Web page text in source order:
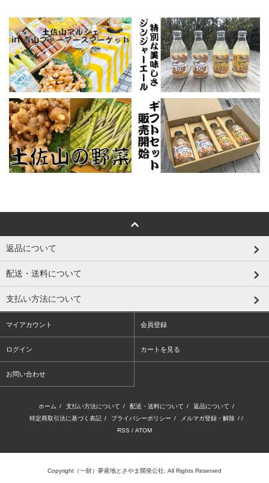
返品について
配送・送料について
支払い方法について
マイアカウント 会員登録
ログイン カートを見る
お問い合わせ
ホーム / 支払い方法について / 配送・送料について / 返品について /
特定商取引法に基づく表記 / プライバシーポリシー / メルマガ登録・解除 / /
RSS / ATOM
Copyright（一財）夢産地とさやま開発公社. All Rights Reserved